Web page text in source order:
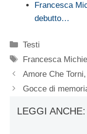
Francesca
debutto…
Categorie
Testi
Tag
Francesca
Amore Che
Gocce di
LEGGI ANCHE: